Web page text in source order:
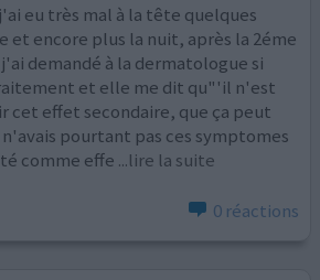
eu très mal à la tête quelques
et encore plus la nuit, après la 2éme
demandé à la dermatologue si
et elle me dit qu"'il n'est
cet effet secondaire, que ça peut
pourtant pas ces symptomes
comme effe ...lire la suite
0 réactions